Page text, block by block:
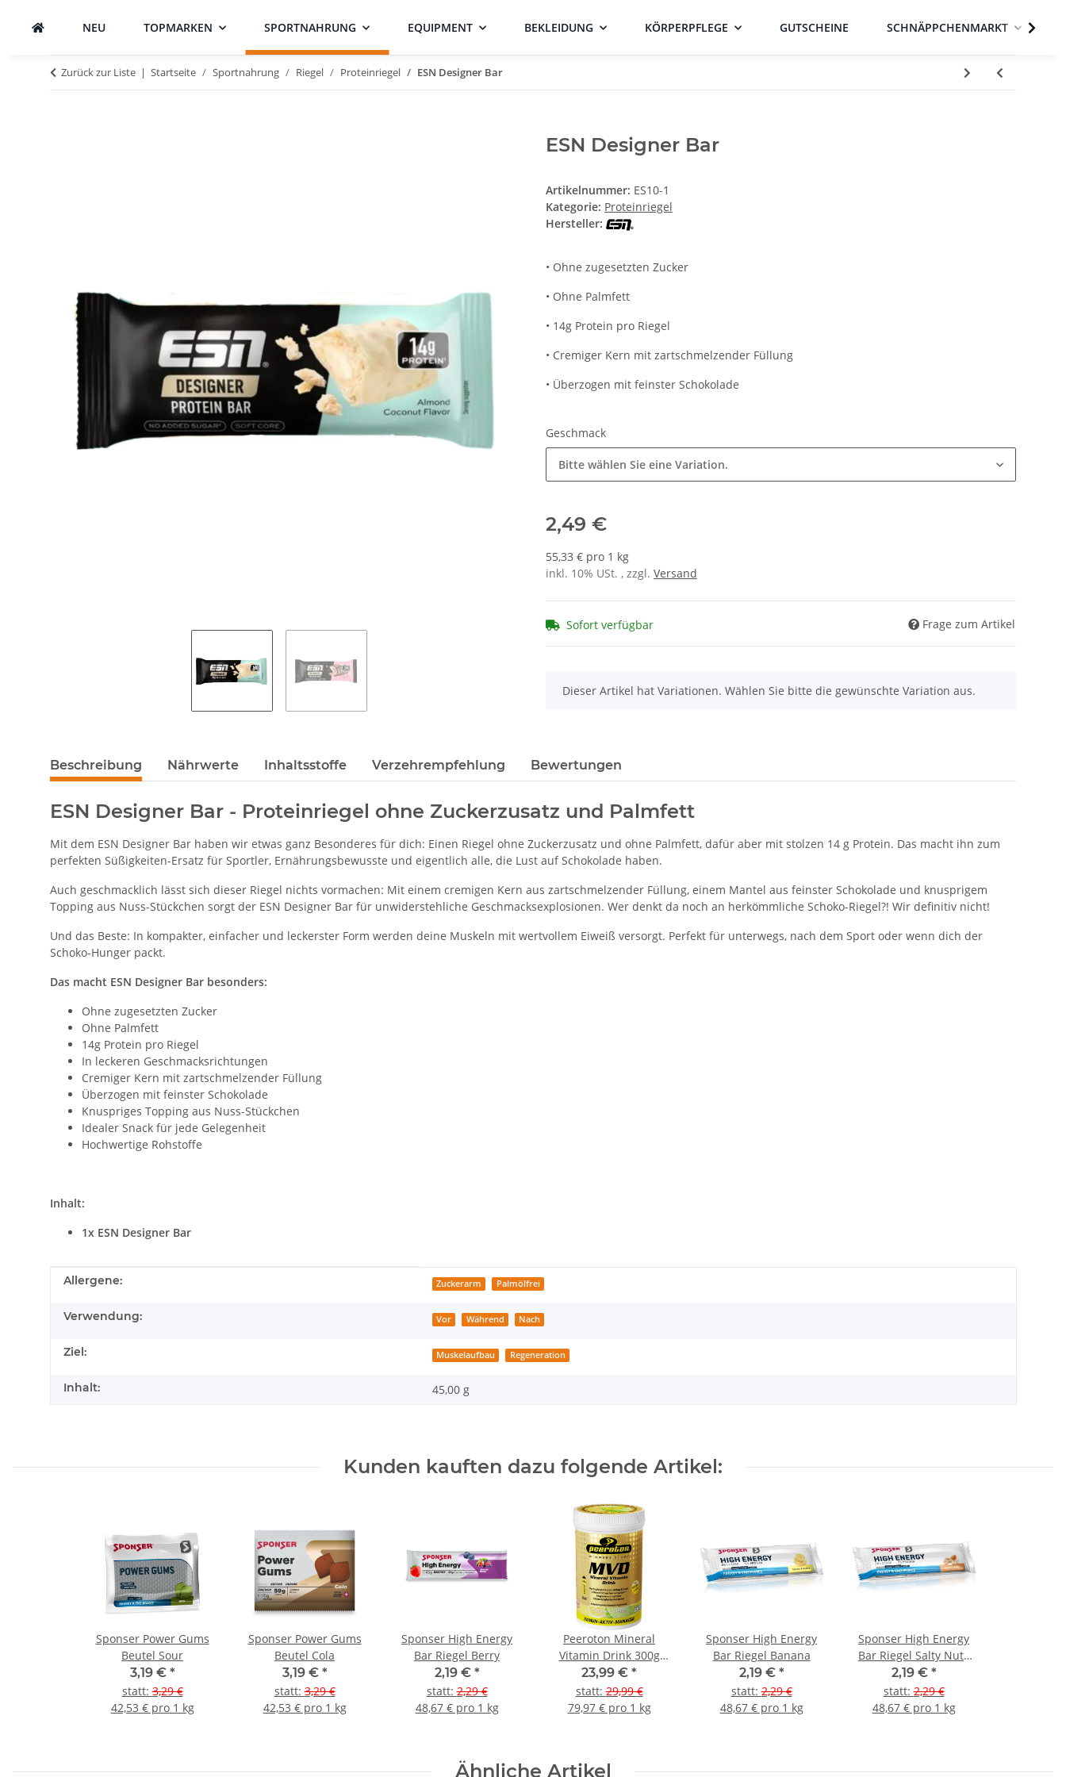
NEU TOPMARKEN SPORTNAHRUNG EQUIPMENT BEKLEIDUNG KÖRPERPFLEGE GUTSCHEINE SCHNÄPPCHENMARKT
Zurück zur Liste Startseite Sportnahrung Riegel Proteinriegel ESN Designer Bar
ESN Designer Bar
Artikelnummer: ES10-1
Kategorie: Proteinriegel
Hersteller:
• Ohne zugesetzten Zucker
• Ohne Palmfett
• 14g Protein pro Riegel
• Cremiger Kern mit zartschmelzender Füllung
• Überzogen mit feinster Schokolade
Geschmack
Bitte wählen Sie eine Variation.
2,49 €
55,33 € pro 1 kg
inkl. 10% USt. , zzgl. Versand
Sofort verfügbar Frage zum Artikel
x
Dieser Artikel hat Variationen. Wählen Sie bitte die gewünschte Variation aus.
Beschreibung Nährwerte Inhaltsstoffe Verzehrempfehlung Bewertungen
ESN Designer Bar - Proteinriegel ohne Zuckerzusatz und Palmfett
Mit dem ESN Designer Bar haben wir etwas ganz Besonderes für dich: Einen Riegel ohne Zuckerzusatz und ohne Palmfett, dafür aber mit stolzen 14 g Protein. Das macht ihn zum
perfekten Süßigkeiten-Ersatz für Sportler, Ernährungsbewusste und eigentlich alle, die Lust auf Schokolade haben.
Auch geschmacklich lässt sich dieser Riegel nichts vormachen: Mit einem cremigen Kern aus zartschmelzender Füllung, einem Mantel aus feinster Schokolade und knusprigem
Topping aus Nuss-Stückchen sorgt der ESN Designer Bar für unwiderstehliche Geschmacksexplosionen. Wer denkt da noch an herkömmliche Schoko-Riegel?! Wir definitiv nicht!
Und das Beste: In kompakter, einfacher und leckerster Form werden deine Muskeln mit wertvollem Eiweiß versorgt. Perfekt für unterwegs, nach dem Sport oder wenn dich der
Schoko-Hunger packt.
Das macht ESN Designer Bar besonders:
Ohne zugesetzten Zucker
Ohne Palmfett
14g Protein pro Riegel
In leckeren Geschmacksrichtungen
Cremiger Kern mit zartschmelzender Füllung
Überzogen mit feinster Schokolade
Knuspriges Topping aus Nuss-Stückchen
Idealer Snack für jede Gelegenheit
Hochwertige Rohstoffe
Inhalt:
1x ESN Designer Bar
Produkteigenschaft
Wert
Allergene: Zuckerarm Palmölfrei
Verwendung: Vor Während Nach
Ziel: Muskelaufbau Regeneration
Inhalt: 45,00 g
Kunden kauften dazu folgende Artikel:
Sponser Power Gums
Beutel Sour
3,19 € *
statt:3,29 €
42,53 € pro 1 kg
Sponser Power Gums
Beutel Cola
3,19 € *
statt:3,29 €
42,53 € pro 1 kg
Sponser High Energy
Bar Riegel Berry
2,19 € *
statt:2,29 €
48,67 € pro 1 kg
Peeroton Mineral
Vitamin Drink 300g
Dose Zitrone-Limette
23,99 € *
statt:29,99 €
79,97 € pro 1 kg
Sponser High Energy
Bar Riegel Banana
2,19 € *
statt:2,29 €
48,67 € pro 1 kg
Sponser High Energy
Bar Riegel Salty Nuts
(vegan)
2,19 € *
statt:2,29 €
48,67 € pro 1 kg
Ähnliche Artikel